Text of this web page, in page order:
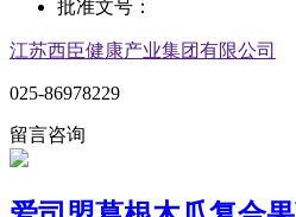
批准文号：
江苏西臣健康产业集团有限公司
025-86978229
留言咨询